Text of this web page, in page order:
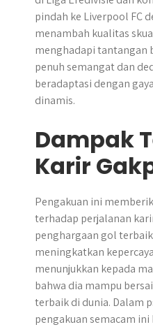
pindah ke Liverpool FC
menambah kualitas
menghadapi tantangan
penuh semangat dan
beradaptasi dengan
dinamis.
Dampak
Karir
Pengakuan ini
terhadap perjalanan
penghargaan gol
meningkatkan
menunjukkan kepada
bahwa dia mampu
terbaik di dunia. Dalam
pengakuan semacam